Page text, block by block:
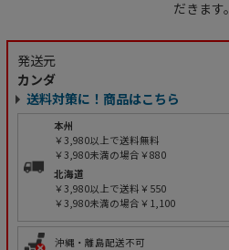
だきます。
発送元
カンダ
送料対策に！商品はこちら
本州
￥3,980以上で送料無料
￥3,980未満の場合￥880
北海道
￥3,980以上で送料￥550
￥3,980未満の場合￥1,100
沖縄・離島配送不可